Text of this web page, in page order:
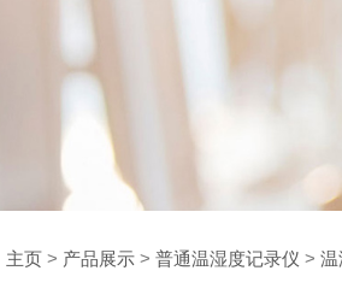
主页 > 产品展示 > 普通温湿度记录仪 > 温